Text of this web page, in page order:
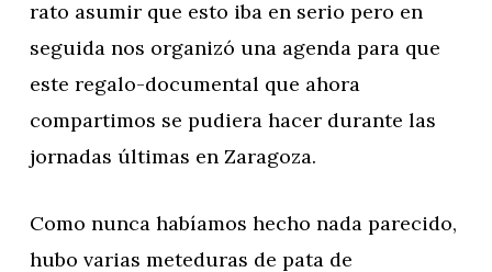
rato asumir que esto iba en serio pero en
seguida nos organizó una agenda para que
este regalo-documental que ahora
compartimos se pudiera hacer durante las
jornadas últimas en Zaragoza.
Como nunca habíamos hecho nada parecido,
hubo varias meteduras de pata de